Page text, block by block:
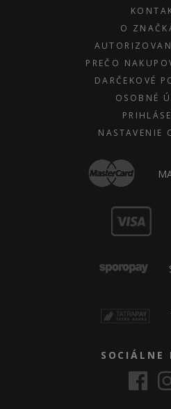
O
PREČO
DARČEKOVÉ
OSOBNÉ
NASTAVENIE
SOCIÁLNE